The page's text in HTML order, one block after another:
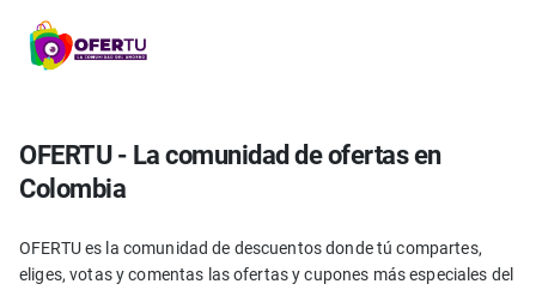
OFERTU - La comunidad de ofertas en
Colombia
OFERTU es la comunidad de descuentos donde tú compartes,
eliges, votas y comentas las ofertas y cupones más especiales del